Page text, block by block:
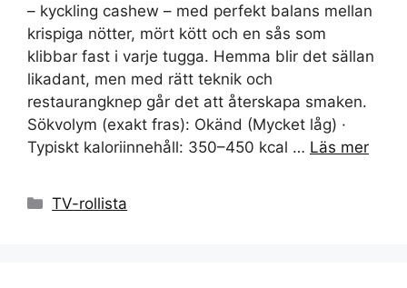
– kyckling cashew – med perfekt balans mellan
krispiga nötter, mört kött och en sås som
klibbar fast i varje tugga. Hemma blir det sällan
likadant, men med rätt teknik och
restaurangknep går det att återskapa smaken.
Sökvolym (exakt fras): Okänd (Mycket låg) ·
Typiskt kaloriinnehåll: 350–450 kcal … Läs mer
Kategorier
TV-rollista